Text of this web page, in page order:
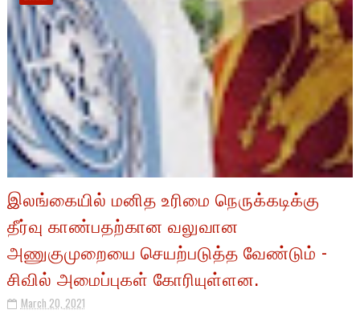
இலங்கையில் மனித உரிமை நெருக்கடிக்கு
தீர்வு காண்பதற்கான வலுவான
அணுகுமுறையை செயற்படுத்த வேண்டும் -
சிவில் அமைப்புகள் கோரியுள்ளன.
March 20, 2021